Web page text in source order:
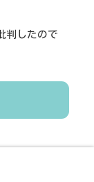
判したので
ります。